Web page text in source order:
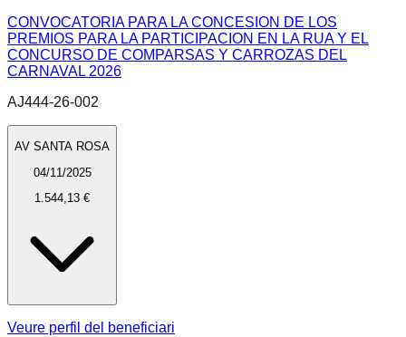
CONVOCATORIA PARA LA CONCESION DE LOS
PREMIOS PARA LA PARTICIPACION EN LA RUA Y EL
CONCURSO DE COMPARSAS Y CARROZAS DEL
CARNAVAL 2026
AJ444-26-002
AV SANTA ROSA
04/11/2025
1.544,13 €
Veure perfil del beneficiari